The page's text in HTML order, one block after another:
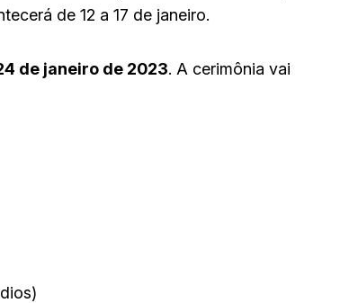
de 12 a 17 de janeiro.
de janeiro de 2023. A cerimônia vai